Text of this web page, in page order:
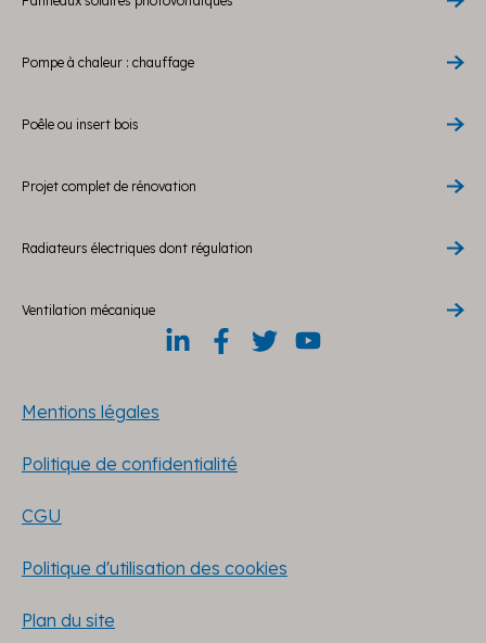
Pompe à chaleur : chauffage
Poêle ou insert bois
Projet complet de rénovation
Radiateurs électriques dont régulation
Ventilation mécanique
Mentions légales
Politique de confidentialité
CGU
Politique d'utilisation des cookies
Plan du site